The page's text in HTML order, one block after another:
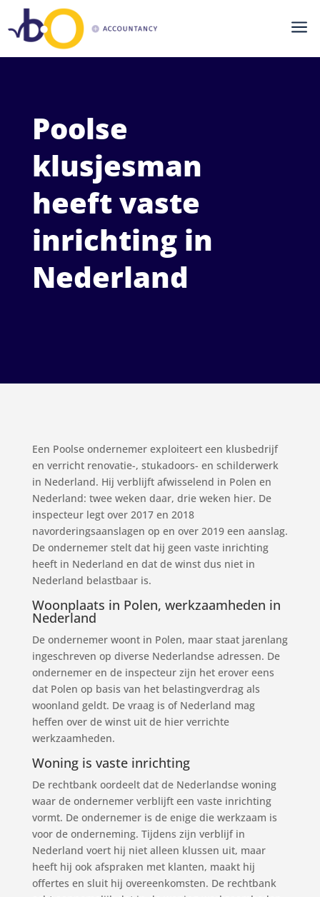
a
Poolse
klusjesman
heeft vaste
inrichting in
Nederland
Een Poolse ondernemer exploiteert een klusbedrijf
en verricht renovatie-, stukadoors- en schilderwerk
in Nederland. Hij verblijft afwisselend in Polen en
Nederland: twee weken daar, drie weken hier. De
inspecteur legt over 2017 en 2018
navorderingsaanslagen op en over 2019 een aanslag.
De ondernemer stelt dat hij geen vaste inrichting
heeft in Nederland en dat de winst dus niet in
Nederland belastbaar is.
Woonplaats in Polen, werkzaamheden in
Nederland
De ondernemer woont in Polen, maar staat jarenlang
ingeschreven op diverse Nederlandse adressen. De
ondernemer en de inspecteur zijn het erover eens
dat Polen op basis van het belastingverdrag als
woonland geldt. De vraag is of Nederland mag
heffen over de winst uit de hier verrichte
werkzaamheden.
Woning is vaste inrichting
De rechtbank oordeelt dat de Nederlandse woning
waar de ondernemer verblijft een vaste inrichting
vormt. De ondernemer is de enige die werkzaam is
voor de onderneming. Tijdens zijn verblijf in
Nederland voert hij niet alleen klussen uit, maar
heeft hij ook afspraken met klanten, maakt hij
offertes en sluit hij overeenkomsten. De rechtbank